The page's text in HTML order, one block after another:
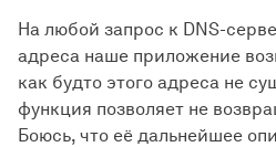
На любой запрос к DNS-
адреса наше приложение
как будто этого адреса не
функция позволяет не
Боюсь, что её дальнейшее